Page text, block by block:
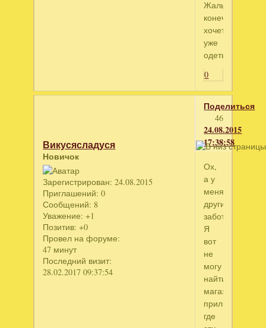
Жаль,
конечно,
хочется
уже
одеть
0
Поделиться
46
24.08.2015
17:38:58
Викусясладуся
Новичок
Зарегистрирован: 24.08.2015
Приглашений: 0
Сообщений: 8
Уважение: +1
Позитив: +0
Провел на форуме:
47 минут
Последний визит:
28.02.2017 09:37:54
Ох,
а у
меня
другие
заботы.
Я
вот
не
могу
найти
магазин
приличный,
где